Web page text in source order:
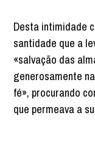
Desta intimidade
santidade que a
«salvação das
generosamente
fé», procurando
que permeava a